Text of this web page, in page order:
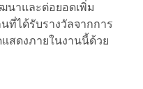
นาและต่อยอดเพิ่ม
ที่ได้รับรางวัลจากการ
สดงภายในงานนี้ด้วย